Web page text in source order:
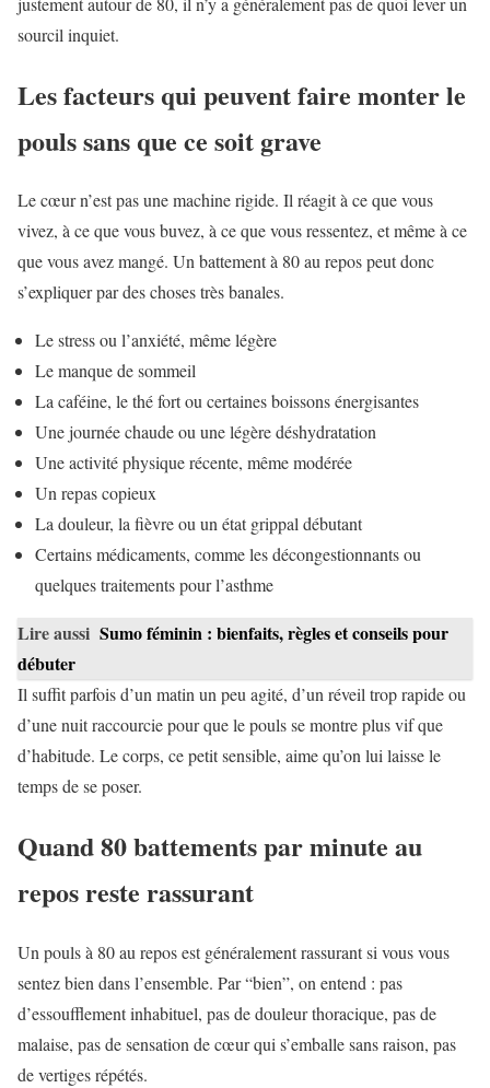
sourcil inquiet.
Les facteurs qui peuvent faire monter le
pouls sans que ce soit grave
Le cœur n’est pas une machine rigide. Il réagit à ce que vous
vivez, à ce que vous buvez, à ce que vous ressentez, et même à ce
que vous avez mangé. Un battement à 80 au repos peut donc
s’expliquer par des choses très banales.
Le stress ou l’anxiété, même légère
Le manque de sommeil
La caféine, le thé fort ou certaines boissons énergisantes
Une journée chaude ou une légère déshydratation
Une activité physique récente, même modérée
Un repas copieux
La douleur, la fièvre ou un état grippal débutant
Certains médicaments, comme les décongestionnants ou
quelques traitements pour l’asthme
Lire aussi Sumo féminin : bienfaits, règles et conseils pour
débuter
Il suffit parfois d’un matin un peu agité, d’un réveil trop rapide ou
d’une nuit raccourcie pour que le pouls se montre plus vif que
d’habitude. Le corps, ce petit sensible, aime qu’on lui laisse le
temps de se poser.
Quand 80 battements par minute au
repos reste rassurant
Un pouls à 80 au repos est généralement rassurant si vous vous
sentez bien dans l’ensemble. Par “bien”, on entend : pas
d’essoufflement inhabituel, pas de douleur thoracique, pas de
malaise, pas de sensation de cœur qui s’emballe sans raison, pas
de vertiges répétés.